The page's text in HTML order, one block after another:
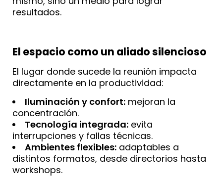
resultados.
El espacio como un aliado silencioso
El lugar donde sucede la reunión impacta
directamente en la productividad:
Iluminación y confort:mejoran la
concentración.
Tecnología integrada:evita
interrupciones y fallas técnicas.
Ambientes flexibles:adaptables a
distintos formatos, desde directorios hasta
workshops.